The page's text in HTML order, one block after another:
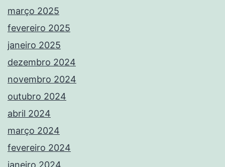
março 2025
fevereiro 2025
janeiro 2025
dezembro 2024
novembro 2024
outubro 2024
abril 2024
março 2024
fevereiro 2024
janeiro 2024